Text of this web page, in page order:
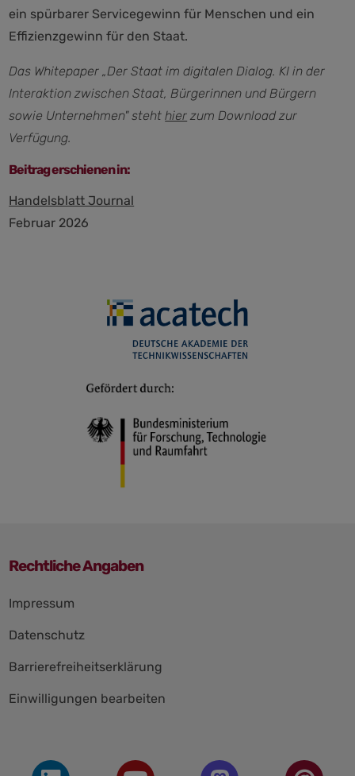
ein spürbarer Servicegewinn für Menschen und ein
Effizienzgewinn für den Staat.
Das Whitepaper „Der Staat im digitalen Dialog. KI in der
Interaktion zwischen Staat, Bürgerinnen und Bürgern
sowie Unternehmen" stehthier zum Download zur
Verfügung.
Beitrag erschienen in:
Handelsblatt Journal
Februar 2026
Rechtliche Angaben
überspringen
Impressum
Datenschutz
Barrierefreiheitserklärung
Einwilligungen bearbeiten